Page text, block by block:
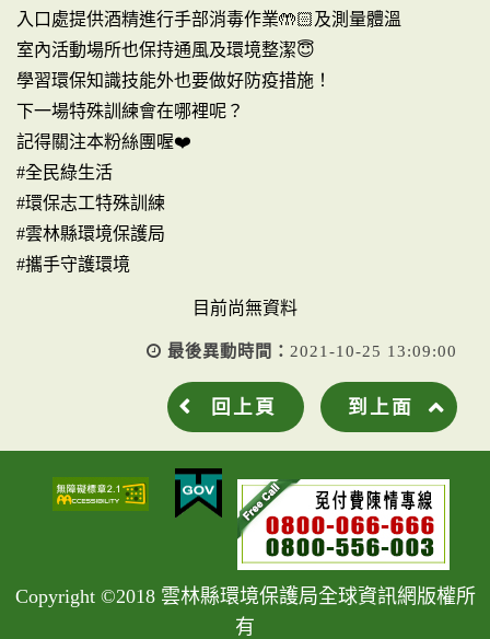
入口處提供酒精進行手部消毒作業🤲🏻及測量體溫
室內活動場所也保持通風及環境整潔😇
學習環保知識技能外也要做好防疫措施！
下一場特殊訓練會在哪裡呢？
記得關注本粉絲團喔❤️
#全民綠生活
#環保志工特殊訓練
#雲林縣環境保護局
#攜手守護環境
目前尚無資料
最後異動時間： 2021-10-25 13:09:00
回上頁 到上面
Copyright ©2018 雲林縣環境保護局全球資訊網版權所
有